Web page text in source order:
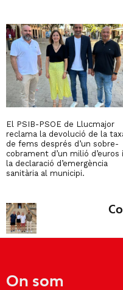
El PSIB-PSOE de Llucmajor
reclama la devolució de la
de fems després d’un sobre-
cobrament d’un milió d’euros i
la declaració d’emergència
sanitària al municipi.
On som